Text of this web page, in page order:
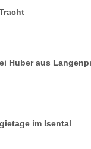
Huber aus
im Isental